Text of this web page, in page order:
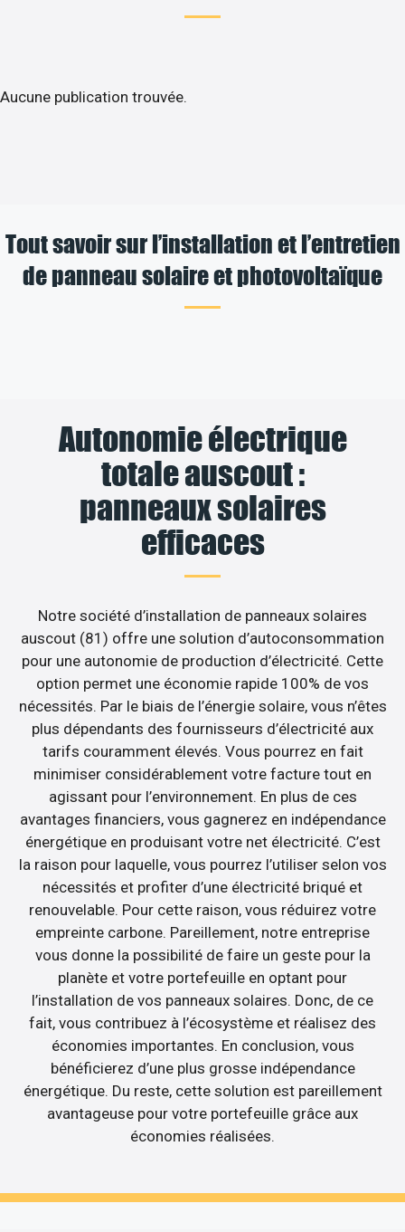
Aucune publication trouvée.
Tout savoir sur l’installation et l’entretien
de panneau solaire et photovoltaïque
Autonomie électrique
totale auscout :
panneaux solaires
efficaces
Notre société d’installation de panneaux solaires
auscout (81) offre une solution d’autoconsommation
pour une autonomie de production d’électricité. Cette
option permet une économie rapide 100% de vos
nécessités. Par le biais de l’énergie solaire, vous n’êtes
plus dépendants des fournisseurs d’électricité aux
tarifs couramment élevés. Vous pourrez en fait
minimiser considérablement votre facture tout en
agissant pour l’environnement. En plus de ces
avantages financiers, vous gagnerez en indépendance
énergétique en produisant votre net électricité. C’est
la raison pour laquelle, vous pourrez l’utiliser selon vos
nécessités et profiter d’une électricité briqué et
renouvelable. Pour cette raison, vous réduirez votre
empreinte carbone. Pareillement, notre entreprise
vous donne la possibilité de faire un geste pour la
planète et votre portefeuille en optant pour
l’installation de vos panneaux solaires. Donc, de ce
fait, vous contribuez à l’écosystème et réalisez des
économies importantes. En conclusion, vous
bénéficierez d’une plus grosse indépendance
énergétique. Du reste, cette solution est pareillement
avantageuse pour votre portefeuille grâce aux
économies réalisées.